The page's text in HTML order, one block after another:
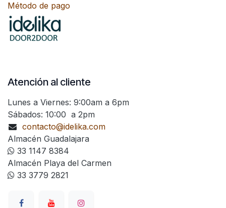
Método de pago
Atención al cliente
Lunes a Viernes: 9:00am a 6pm
Sábados: 10:00 a 2pm
contacto@idelika.com
Almacén Guadalajara
33 1147 8384
Almacén Playa del Carmen
33 3779 2821